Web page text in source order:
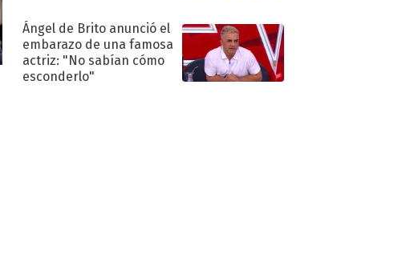
Ángel de Brito anunció el
embarazo de una famosa
actriz: "No sabían cómo
esconderlo"